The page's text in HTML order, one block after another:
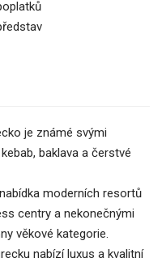
je známé svými
baklava a čerstvé
moderních resortů
centry a nekonečnými
věkové kategorie.
nabízí luxus a kvalitní